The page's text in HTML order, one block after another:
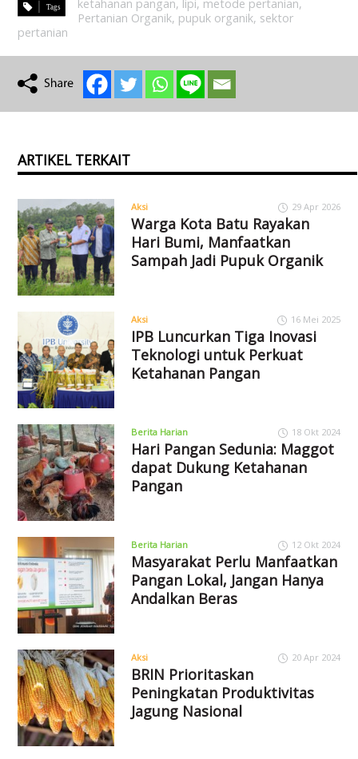
ketahanan pangan, lipi, metode pertanian,
Pertanian Organik, pupuk organik, sektor
pertanian
ARTIKEL TERKAIT
Aksi 29 Apr 2026
Warga Kota Batu Rayakan
Hari Bumi, Manfaatkan
Sampah Jadi Pupuk Organik
Aksi 16 Mei 2025
IPB Luncurkan Tiga Inovasi
Teknologi untuk Perkuat
Ketahanan Pangan
Berita Harian 18 Okt 2024
Hari Pangan Sedunia: Maggot
dapat Dukung Ketahanan
Pangan
Berita Harian 12 Okt 2024
Masyarakat Perlu Manfaatkan
Pangan Lokal, Jangan Hanya
Andalkan Beras
Aksi 20 Apr 2024
BRIN Prioritaskan
Peningkatan Produktivitas
Jagung Nasional